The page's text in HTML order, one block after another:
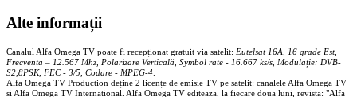
Alte informații
Canalul Alfa Omega TV poate fi recepționat gratuit via satelit: Eutelsat 16A, 16 grade Est,
Frecventa – 12.567 Mhz, Polarizare Verticală, Symbol rate - 16.667 ks/s, Modulație: DVB-
S2,8PSK, FEC - 3/5, Codare - MPEG-4
Alfa Omega TV Production deține 2 licențe de emisie TV pe satelit: canalele Alfa Omega TV
și Alfa Omega TV Internațional. Alfa Omega TV editeaza, la fiecare doua luni, revista: "Alfa